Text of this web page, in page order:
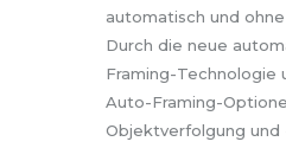
automatisch und
Durch die neue
Framing-Technologie
Auto-Framing-
Objektverfolgung und